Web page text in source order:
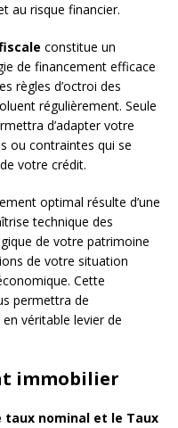
au risque financier.
constitue un
de financement efficace
règles d’octroi des
régulièrement. Seule
d’adapter votre
ou contraintes qui se
votre crédit.
optimal résulte d’une
technique des
de votre patrimoine
de votre situation
Cette
permettra de
véritable levier de
immobilier
nominal et le Taux